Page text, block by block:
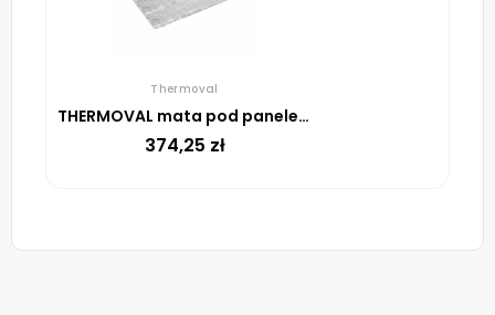
Thermoval
THERMOVAL mata pod panele WT 2010 AL 150 W/m²-3M²
374,25 zł